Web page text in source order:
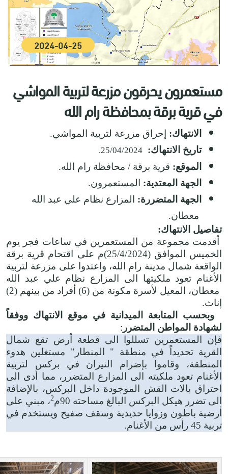
2024-04-25
مستعمرون يحرقون مزرعة لتربية المواشي
في قرية برقة بمحافظة رام الله
الانتهاك: إحراق مزرعة لتربية المواشي.
تاريخ الانتهاك: 25/04/2024.
الموقع: قرية برقة / محافظة رام الله.
الجهة المعتدية:
المستعمرون.
الجهة المتضررة:
المزارع نظام علي عبد الله
معطان.
تفاصيل الانتهاك:
أقدمت مجموعة من المستعمرين في ساعات فجر يوم
الخميس الموافق (25/4/2024)م على اقتحام قرية برقة
الواقعة شمال مدينة رام الله، واعتدوا على مزرعة لتربية
الأغنام تعود ملكيتها الى المزارع نظام علي عبد الله
معطان، المعيل لأسرة مكونة من (6) أفراد من بينهم (2)
إناث.
وبحسب المتابعة الميدانية في موقع الانتهاك ووفقاً
لشهادة المواطن المتضرر :
فإن المستعمرين تسللوا الى قطعة أرض تقع شمال
القرية تحديداً في منطقة " المنطار" مستغلين هدوء
المنطقة، وقاموا بإضرام النيران في بركس لتربية
الأغنام تعود ملكيته الى المزارع المتضرر، مما أدى الى
احتراق بالات القش الموجودة داخل البركس، بالإضافة
الى تضرر هيكل البركس البالغ مساحته 90م
2، مبني على
أرضية باطون وزوايا حديدية وسقف صفيح ويستخدم في
تربية 45 رأس من الأغنام.